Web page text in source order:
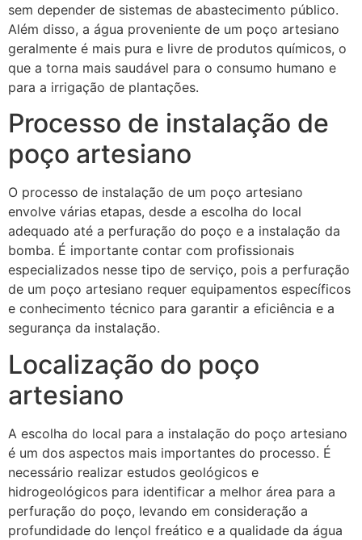
sem depender de sistemas de abastecimento público.
Além disso, a água proveniente de um poço artesiano
geralmente é mais pura e livre de produtos químicos, o
que a torna mais saudável para o consumo humano e
para a irrigação de plantações.
Processo de instalação de
poço artesiano
O processo de instalação de um poço artesiano
envolve várias etapas, desde a escolha do local
adequado até a perfuração do poço e a instalação da
bomba. É importante contar com profissionais
especializados nesse tipo de serviço, pois a perfuração
de um poço artesiano requer equipamentos específicos
e conhecimento técnico para garantir a eficiência e a
segurança da instalação.
Localização do poço
artesiano
A escolha do local para a instalação do poço artesiano
é um dos aspectos mais importantes do processo. É
necessário realizar estudos geológicos e
hidrogeológicos para identificar a melhor área para a
perfuração do poço, levando em consideração a
profundidade do lençol freático e a qualidade da água